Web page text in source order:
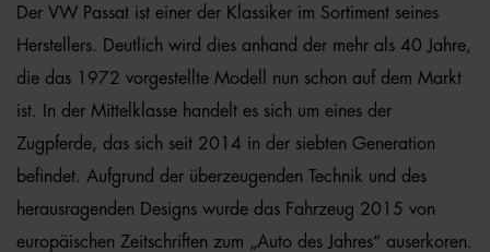
Der VW Passat ist einer der Klassiker im Sortiment seines
Herstellers. Deutlich wird dies anhand der mehr als 40 Jahre,
die das 1972 vorgestellte Modell nun schon auf dem Markt
ist. In der Mittelklasse handelt es sich um eines der
Zugpferde, das sich seit 2014 in der siebten Generation
befindet. Aufgrund der überzeugenden Technik und des
herausragenden Designs wurde das Fahrzeug 2015 von
europäischen Zeitschriften zum „Auto des Jahres“ auserkoren.